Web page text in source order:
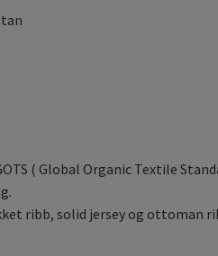
( Global Organic Textile
ribb, solid jersey og ottoman